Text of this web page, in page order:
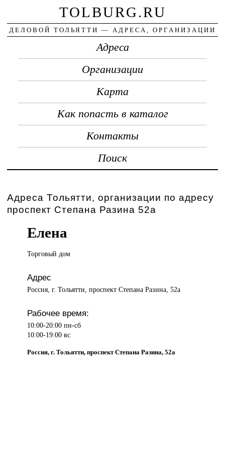
TOLBURG.RU
ДЕЛОВОЙ ТОЛЬЯТТИ — АДРЕСА, ОРГАНИЗАЦИИ
Адреса
Организации
Карта
Как попасть в каталог
Контакты
Поиск
Адреса Тольятти, организации по адресу
проспект Степана Разина 52а
Елена
Торговый дом
Адрес
Россия, г. Тольятти, проспект Степана Разина, 52а
Рабочее время:
10:00-20:00 пн-сб
10:00-19:00 вс
Россия, г. Тольятти, проспект Степана Разина, 52а